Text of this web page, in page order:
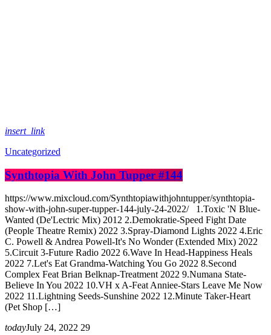
insert_link
Uncategorized
Synthtopia With John Tupper #144
https://www.mixcloud.com/Synthtopiawithjohntupper/synthtopia-
show-with-john-super-tupper-144-july-24-2022/ 1.Toxic 'N Blue-
Wanted (De'Lectric Mix) 2012 2.Demokratie-Speed Fight Date
(People Theatre Remix) 2022 3.Spray-Diamond Lights 2022 4.Eric
C. Powell & Andrea Powell-It's No Wonder (Extended Mix) 2022
5.Circuit 3-Future Radio 2022 6.Wave In Head-Happiness Heals
2022 7.Let's Eat Grandma-Watching You Go 2022 8.Second
Complex Feat Brian Belknap-Treatment 2022 9.Numana State-
Believe In You 2022 10.VH x A-Feat Anniee-Stars Leave Me Now
2022 11.Lightning Seeds-Sunshine 2022 12.Minute Taker-Heart
(Pet Shop […]
todayJuly 24, 2022 29